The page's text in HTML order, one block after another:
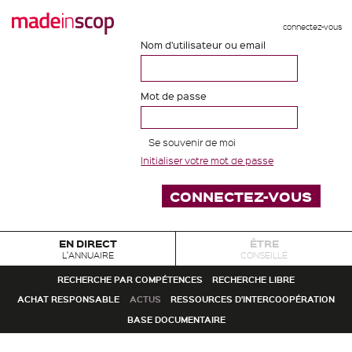
connectez-vous
Nom d'utilisateur ou email
Mot de passe
Se souvenir de moi
Initialiser votre mot de passe
EN DIRECT
L'ANNUAIRE
ÊTRE
CONSEILLÉ
RECHERCHE PAR COMPÉTENCES
RECHERCHE LIBRE
ACHAT RESPONSABLE
ACTUS
RESSOURCES D'INTERCOOPÉRATION
BASE DOCUMENTAIRE